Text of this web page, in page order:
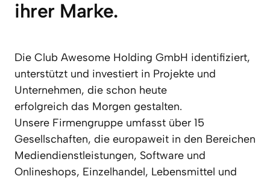
ihrer Marke.
Die Club Awesome Holding GmbH identifiziert,
unterstützt und investiert in Projekte und
Unternehmen, die schon heute
erfolgreich das Morgen gestalten.
Unsere Firmengruppe umfasst über 15
Gesellschaften, die europaweit in den Bereichen
Mediendienstleistungen, Software und
Onlineshops, Einzelhandel, Lebensmittel und